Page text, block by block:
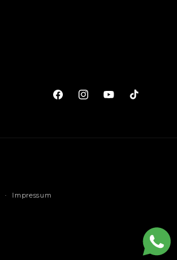
FacebookInstagramYouTubeTikTok
Impressum